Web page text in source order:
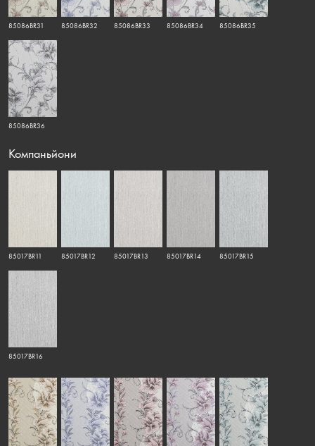
85086BR31 85086BR32 85086BR33 85086BR34 85086BR35
85086BR36
Компаньйони
85017BR11 85017BR12 85017BR13 85017BR14 85017BR15
85017BR16